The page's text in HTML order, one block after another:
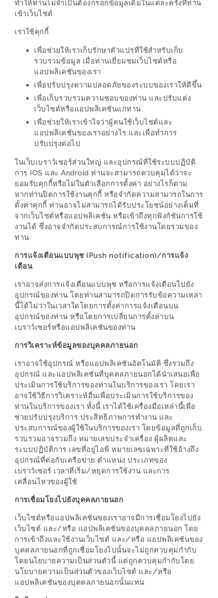
เด็ด
สำหรับ
แม่
ที่รัก
สบาย
ใจ๋…
สไตล์
นิมมาน
(ดี
คอน
โด
นิม)
เชียงใหม่
พิเศษ
ใน
เชียงใหม่
หนาว
นัก
ไหม?
แวะ
ไป
ผิง
ไฟ
อุ่นๆ
ปิ้ง
มาร์ช
เมล
โล่
ชิม
และ
ช้อป
ที่
เดียว
ทำให้ท่านไม่จำเป็นต้องกรอกข้อมูลเดิมในแต่ละครั้งที่ท่าน
เข้าเว็บไซต์
เราใช้คุกกี้
เพื่อช่วยให้เราเก็บรักษาตัวแปรที่ใช้สำหรับเก็บ
รวบรวมข้อมูล เมื่อท่านเยี่ยมชมเว็บไซต์หรือ
แอปพลิเคชันของเรา
เพื่อปรับปรุงความปลอดภัยของระบบของเราให้ดีขึ้น
เพื่อเก็บรวบรวมความชอบของท่าน และปรับแต่ง
เว็บไซต์หรือแอปพลิเคชันแก่ท่าน
เพื่อช่วยให้เราเข้าใจว่าผู้คนใช้เว็บไซต์และ
แอปพลิเคชันของเราอย่างไร และเพื่อทำการ
ปรับปรุงต่อไป
ในเว็บเบราว์เซอร์ส่วนใหญ่ และอุปกรณ์ที่ใช้ระบบปฏิบัติ
การ IOS และ Android ท่านจะสามารถควบคุมได้ว่าจะ
ยอมรับคุกกี้หรือไม่ในตัวเลือกการตั้งค่า อย่างไรก็ตาม
หากท่านปิดการใช้งานคุกกี้ หรือจำกัดความสามารถในการ
ตั้งค่าคุกกี้ ท่านอาจไม่สามารถได้รับประโยชน์อย่างเต็มที่
จากเว็บไซต์หรือแอปพลิเคชัน หรือเข้าถึงทุกฟังก์ชันการใช้
งานได้ ซึ่งอาจจำกัดประสบการณ์การใช้งานโดยรวมของ
ท่าน
การแจ้งเตือนแบบพุช (Push notification)/การแจ้ง
เตือน
เราอาจส่งการแจ้งเตือนแบบพุช หรือการแจ้งเตือนไปยัง
อุปกรณ์ของท่าน โดยท่านสามารถปิดการรับข้อความเหล่า
นี้ได้ไม่ว่าในเวลาใดโดยการตั้งค่าการแจ้งเตือนบน
อุปกรณ์ของท่าน หรือโดยการเปลี่ยนการตั้งค่าบน
เบราว์เซอร์หรือแอปพลิเคชันของท่าน
การวิเคราะห์ข้อมูลของบุคคลภายนอก
เราอาจใช้อุปกรณ์ หรือแอปพลิเคชันอัตโนมัติ ซึ่งรวมถึง
อุปกรณ์ และแอปพลิเคชันที่บุคคลภายนอกได้นำเสนอเพื่อ
ประเมินการใช้บริการของท่านในบริการของเรา โดยเรา
อาจใช้วิธีการวิเคราะห์อื่นเพื่อประเมินการใช้บริการของ
ท่านในบริการของเรา ทั้งนี้ เราได้ใช้เครื่องมือเหล่านี้เพื่อ
ช่วยปรับปรุงบริการ ประสิทธิภาพการทำงาน และ
ประสบการณ์ของผู้ใช้ในบริการของเรา โดยข้อมูลที่ถูกเก็บ
รวบรวมอาจรวมถึง หมายเลขประจำเครื่อง ผู้ผลิตและ
ระบบปฏิบัติการ เลขที่อยู่ไอพี หมายเลขเฉพาะที่ใช้อ้างถึง
อุปกรณ์ที่ต่อกับเครือข่าย ตำแหน่ง ประเภทของ
เบราว์เซอร์ เวลาที่เริ่ม/หยุดการใช้งาน และการ
เคลื่อนไหวของผู้ใช้
การเชื่อมโยงไปยังบุคคลภายนอก
เว็บไซต์หรือแอปพลิเคชันของเราอาจมีการเชื่อมโยงไปยัง
เว็บไซต์ และ/หรือ แอปพลิเคชันของบุคคลภายนอก โดย
การเข้าถึงและใช้งานเว็บไซต์ และ/หรือ แอปพลิเคชันของ
บุคคลภายนอกที่ถูกเชื่อมโยงไปนั้นจะไม่ถูกควบคุมกำกับ
โดยนโยบายความเป็นส่วนตัวนี้ แต่ถูกควบคุมกำกับโดย
นโยบายความเป็นส่วนตัวของเว็บไซต์ และ/หรือ
แอปพลิเคชันของบุคคลภายนอกนั้นแทน